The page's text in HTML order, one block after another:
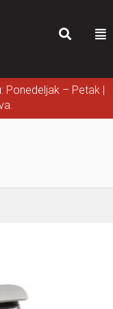
Ponedeljak – Petak |